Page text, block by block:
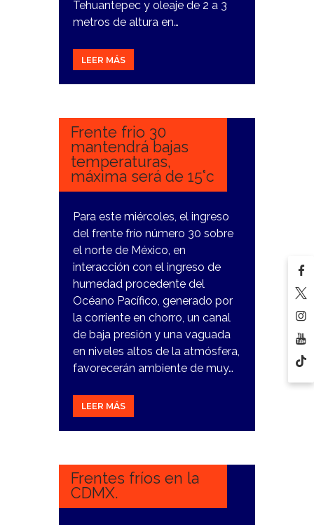
Tehuantepec y oleaje de 2 a 3
metros de altura en…
LEER MÁS
25
Frente frio 30
mantendrá bajas
temperaturas,
máxima será de 15°c
Para este miércoles, el ingreso
del frente frío número 30 sobre
el norte de México, en
interacción con el ingreso de
humedad procedente del
Océano Pacífico, generado por
la corriente en chorro, un canal
de baja presión y una vaguada
en niveles altos de la atmósfera,
favorecerán ambiente de muy…
LEER MÁS
2
Frentes fríos en la
CDMX.